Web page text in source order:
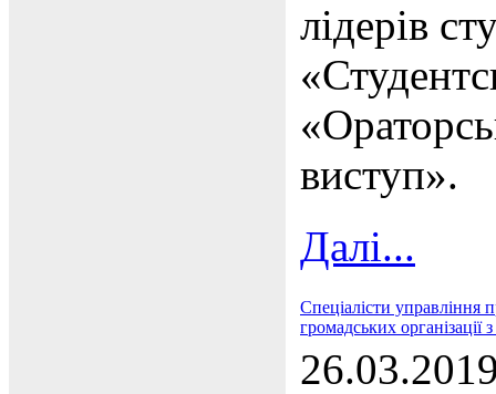
лідерів
виступ».
Далі...
Спеціалісти управління
громадських